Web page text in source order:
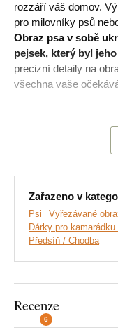
rozzáří váš domov.
pro milovníky psů
Obraz psa v sobě
pejsek, který byl
precizní detaily na
všechna vaše
Krásná
Ideální dárek
Na výběr
Zařazeno v
Psi Vyřezávané
Dárky pro
Předsíň / Chodba
Recenze
6